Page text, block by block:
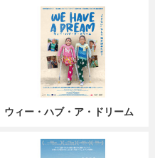
ウィー・ハブ・ア・ドリーム